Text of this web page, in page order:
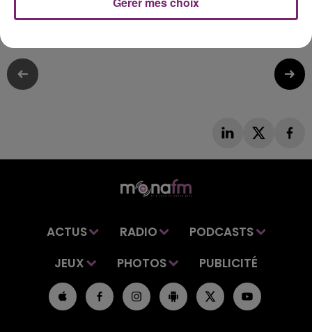
- Et puis le Mondial de handball débute cet après midi
pour les Bleus, face au Qatar
ACTUS RADIO
PODCASTS
JEUX
PHOTOS PUBLICITÉ